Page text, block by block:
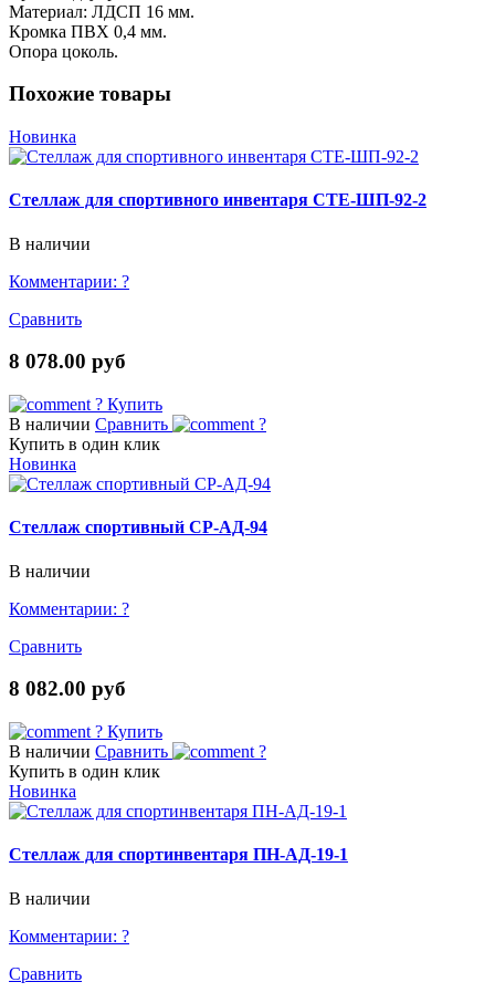
Материал: ЛДСП 16 мм.
Кромка ПВХ 0,4 мм.
Опора цоколь.
Похожие товары
Новинка
Стеллаж для спортивного инвентаря СТЕ-ШП-92-2
В наличии
Комментарии: ?
Сравнить
8 078.00 руб
? Купить
В наличии Сравнить
?
Купить в один клик
Новинка
Стеллаж спортивный СР-АД-94
В наличии
Комментарии: ?
Сравнить
8 082.00 руб
? Купить
В наличии Сравнить
?
Купить в один клик
Новинка
Стеллаж для спортинвентаря ПН-АД-19-1
В наличии
Комментарии: ?
Сравнить